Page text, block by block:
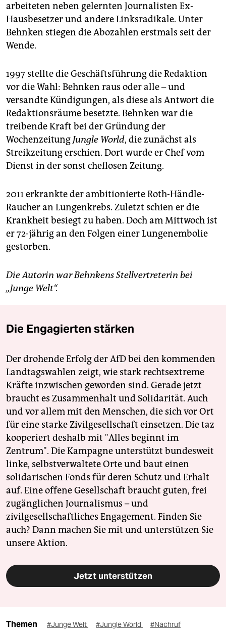
arbeiteten neben gelernten Journalisten Ex-
Hausbesetzer und andere Linksradikale. Unter
Behnken stiegen die Abozahlen erstmals seit der
Wende.
1997 stellte die Geschäftsführung die Redaktion
vor die Wahl: Behnken raus oder alle – und
versandte Kündigungen, als diese als Antwort die
Redaktionsräume besetzte. Behnken war die
treibende Kraft bei der Gründung der
Wochenzeitung Jungle World, die zunächst als
Streikzeitung erschien. Dort wurde er Chef vom
Dienst in der sonst cheflosen Zeitung.
2011 erkrankte der ambitionierte Roth-Händle-
Raucher an Lungenkrebs. Zuletzt schien er die
Krankheit besiegt zu haben. Doch am Mittwoch ist
er 72-jährig an den Folgen einer Lungenembolie
gestorben.
Die Autorin war Behnkens Stellvertreterin bei
„Junge Welt“.
Die Engagierten stärken
Der drohende Erfolg der AfD bei den kommenden
Landtagswahlen zeigt, wie stark rechtsextreme
Kräfte inzwischen geworden sind. Gerade jetzt
braucht es Zusammenhalt und Solidarität. Auch
und vor allem mit den Menschen, die sich vor Ort
für eine starke Zivilgesellschaft einsetzen. Die taz
kooperiert deshalb mit "Alles beginnt im
Zentrum". Die Kampagne unterstützt bundesweit
linke, selbstverwaltete Orte und baut einen
solidarischen Fonds für deren Schutz und Erhalt
auf. Eine offene Gesellschaft braucht guten, frei
zugänglichen Journalismus – und
zivilgesellschaftliches Engagement. Finden Sie
auch? Dann machen Sie mit und unterstützen Sie
unsere Aktion.
Jetzt unterstützen
Themen #Junge Welt #Jungle World #Nachruf